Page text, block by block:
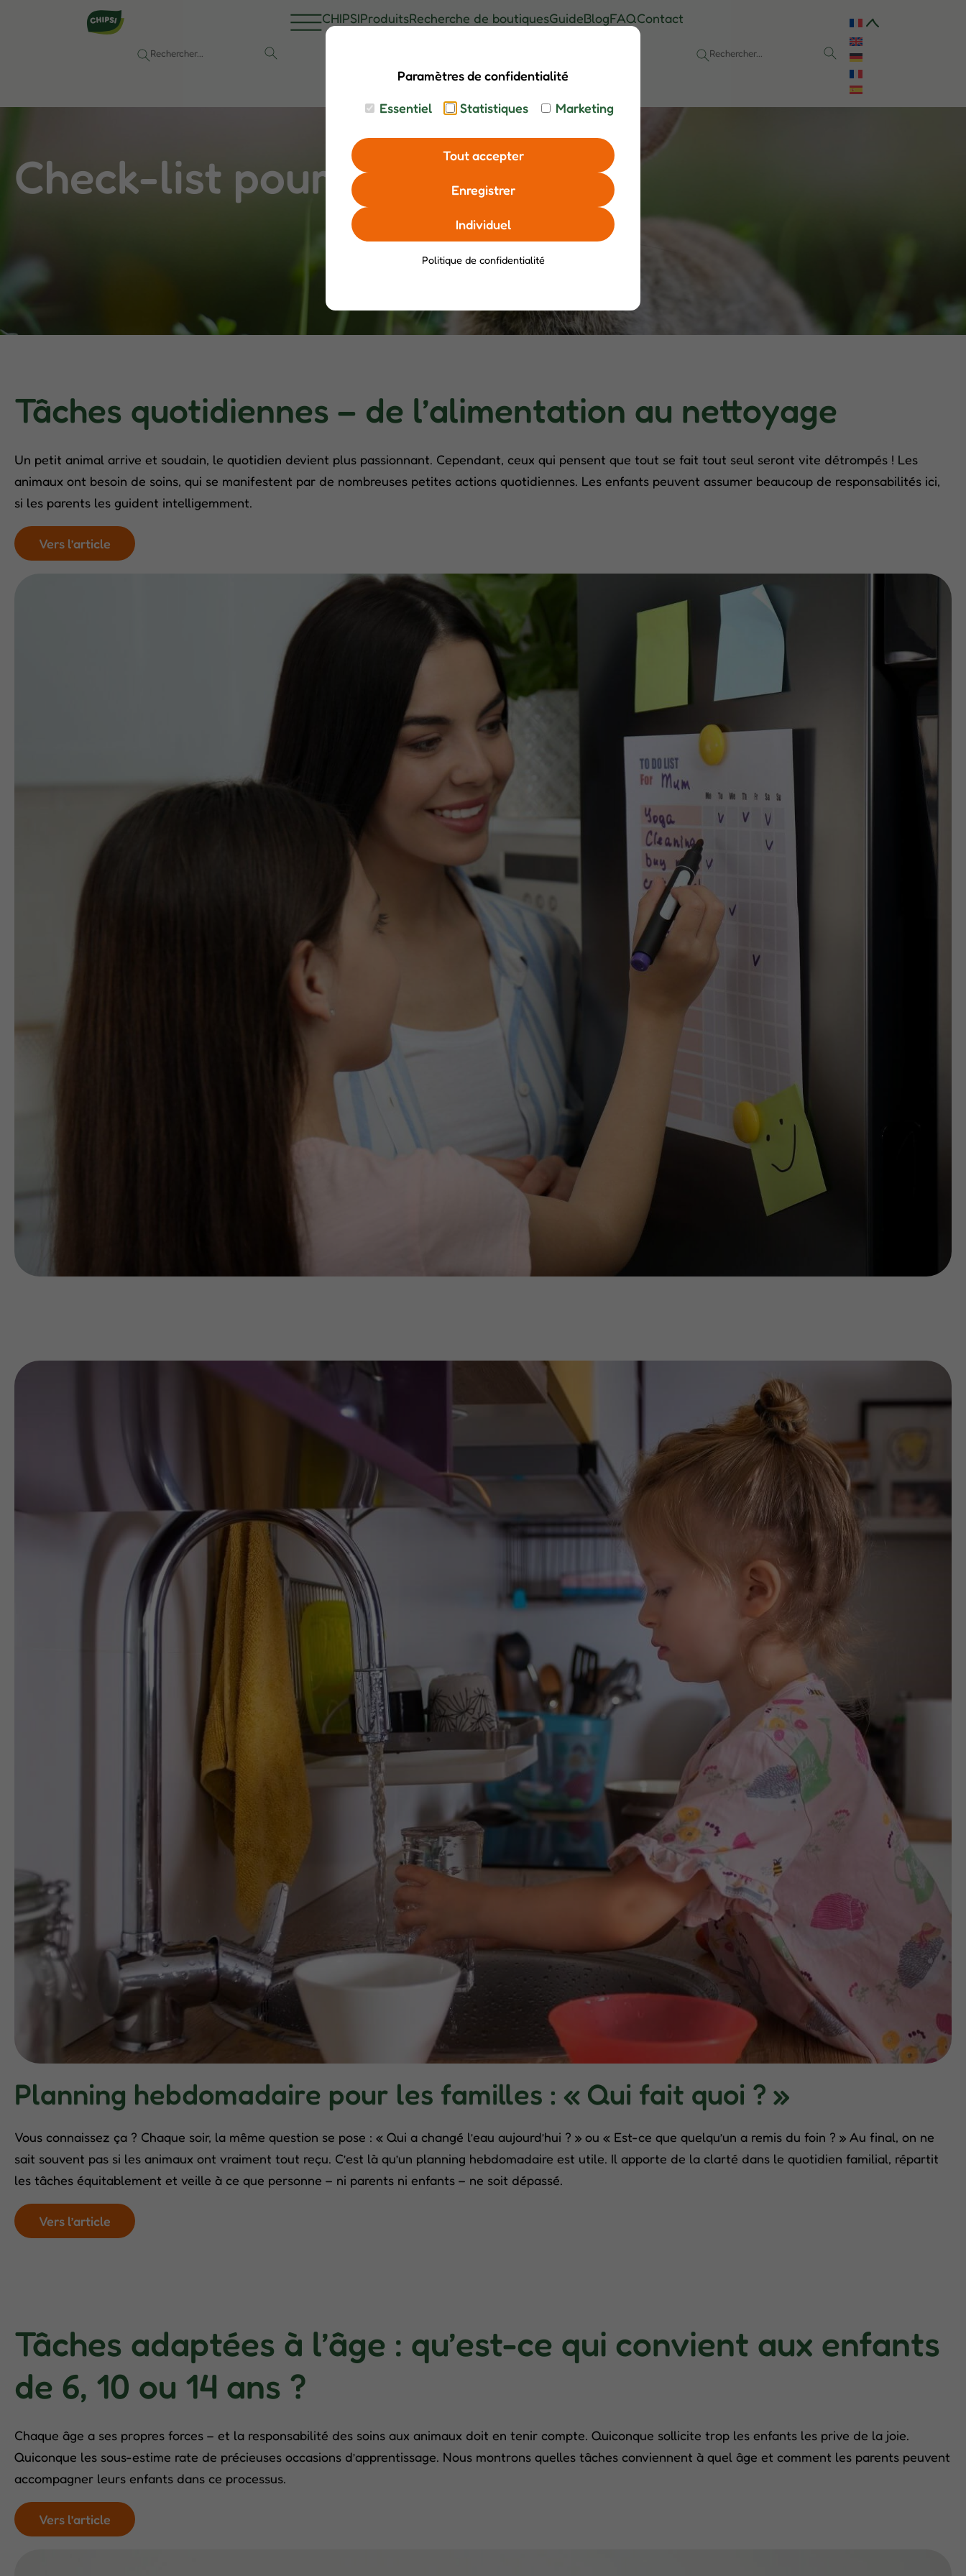
CHIPSIProduitsRecherche de boutiquesGuideBlogFAQContact
Check-list pour le quotidien
Tâches quotidiennes – de l’alimentation au nettoyage
Un petit animal arrive et soudain, le quotidien devient plus passionnant. Cependant, ceux qui pensent que tout se fait tout seul seront vite détrompés ! Les
animaux ont besoin de soins, qui se manifestent par de nombreuses petites actions quotidiennes. Les enfants peuvent assumer beaucoup de responsabilités ici,
si les parents les guident intelligemment.
Vers l’article
Planning hebdomadaire pour les familles : « Qui fait quoi ? »
Vous connaissez ça ? Chaque soir, la même question se pose : « Qui a changé l’eau aujourd’hui ? » ou « Est-ce que quelqu’un a remis du foin ? » Au final, on ne
sait souvent pas si les animaux ont vraiment tout reçu. C’est là qu’un planning hebdomadaire est utile. Il apporte de la clarté dans le quotidien familial, répartit
les tâches équitablement et veille à ce que personne – ni parents ni enfants – ne soit dépassé.
Vers l’article
Tâches adaptées à l’âge : qu’est-ce qui convient aux enfants
de 6, 10 ou 14 ans ?
Chaque âge a ses propres forces – et la responsabilité des soins aux animaux doit en tenir compte. Quiconque sollicite trop les enfants les prive de la joie.
Quiconque les sous-estime rate de précieuses occasions d’apprentissage. Nous montrons quelles tâches conviennent à quel âge et comment les parents peuvent
accompagner leurs enfants dans ce processus.
Vers l’article
Paramètres de confidentialité
Essentiel Statistiques Marketing
Tout accepter
Enregistrer
Individuel
Politique de confidentialité